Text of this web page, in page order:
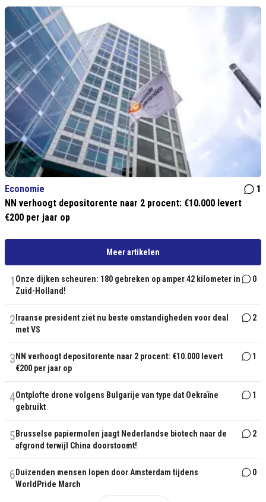
Economie
1
NN verhoogt depositorente naar 2 procent: €10.000 levert
€200 per jaar op
Meer artikelen
1 Onze dijken scheuren: 180 gebreken op amper 42 kilometer in
Zuid-Holland!
0
2 Iraanse president ziet nu beste omstandigheden voor deal
met VS
2
3 NN verhoogt depositorente naar 2 procent: €10.000 levert
€200 per jaar op
1
4Ontplofte drone volgens Bulgarije van type dat Oekraïne
gebruikt
1
5 Brusselse papiermolen jaagt Nederlandse biotech naar de
afgrond terwijl China doorstoomt!
2
6 Duizenden mensen lopen door Amsterdam tijdens
WorldPride March
0